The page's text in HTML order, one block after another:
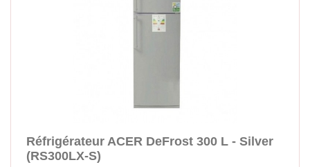
Réfrigérateur ACER DeFrost 300 L - Silver
(RS300LX-S)